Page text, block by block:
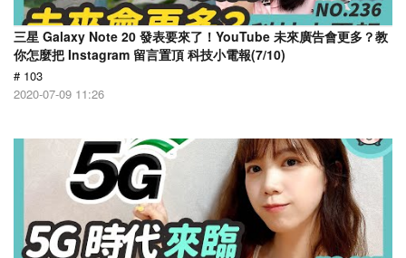
三星 Galaxy Note 20 發表要來了！YouTube 未來廣告會更多？教
你怎麼把 Instagram 留言置頂 科技小電報(7/10)
# 103
2020-07-09 11:26